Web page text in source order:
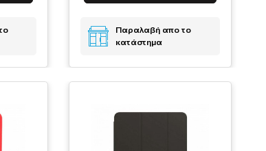
Παραλαβή απο το
κατάστημα